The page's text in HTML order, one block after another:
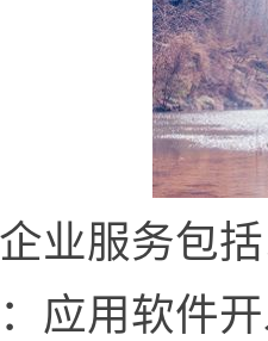
业服务包
应用软件